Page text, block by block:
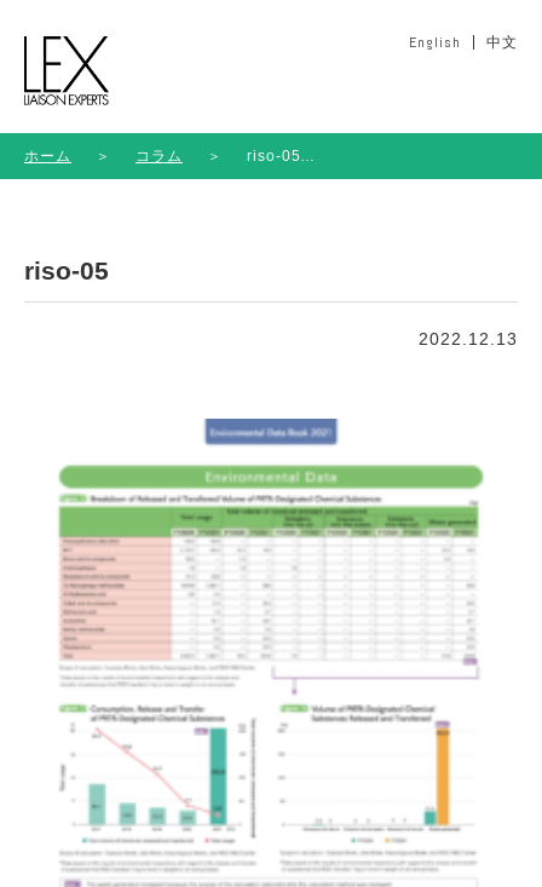
English 中文
ホーム ＞ コラム ＞ riso-05
riso-05
2022.12.13